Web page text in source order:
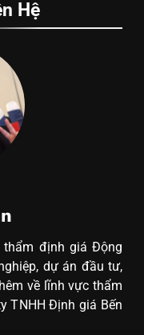
Hệ
thẩm định giá Động
dự án đầu tư,
về lĩnh vực thẩm
TNHH Định giá Bến